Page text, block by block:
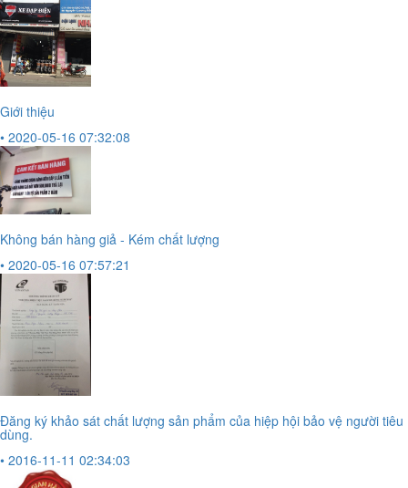
Giới thiệu
• 2020-05-16 07:32:08
Không bán hàng giả - Kém chất lượng
• 2020-05-16 07:57:21
Đăng ký khảo sát chất lượng sản phẩm của hiệp hội bảo vệ người tiêu
dùng.
• 2016-11-11 02:34:03